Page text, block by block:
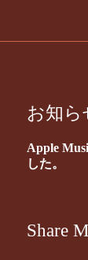
お知ら
Apple
した。
Share